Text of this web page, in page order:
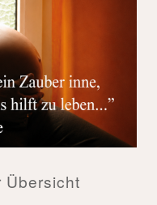
Übersicht